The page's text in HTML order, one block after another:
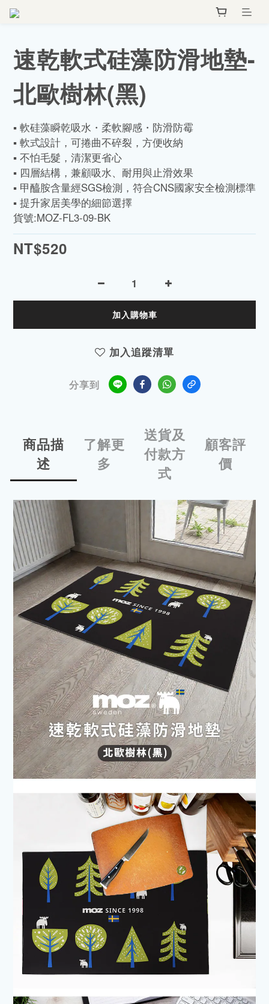
速乾軟式硅藻防滑地墊-
北歐樹林(黑)
▪️ 軟硅藻瞬乾吸水・柔軟腳感・防滑防霉
▪️ 軟式設計，可捲曲不碎裂，方便收納
▪️ 不怕毛髮，清潔更省心
▪️ 四層結構，兼顧吸水、耐用與止滑效果
▪️ 甲醯胺含量經SGS檢測，符合CNS國家安全檢測標準
▪️ 提升家居美學的細節選擇
貨號:MOZ-FL3-09-BK
NT$520
加入購物車
加入追蹤清單
分享到
商品描
述
了解更
多
送貨及
付款方
式
顧客評
價